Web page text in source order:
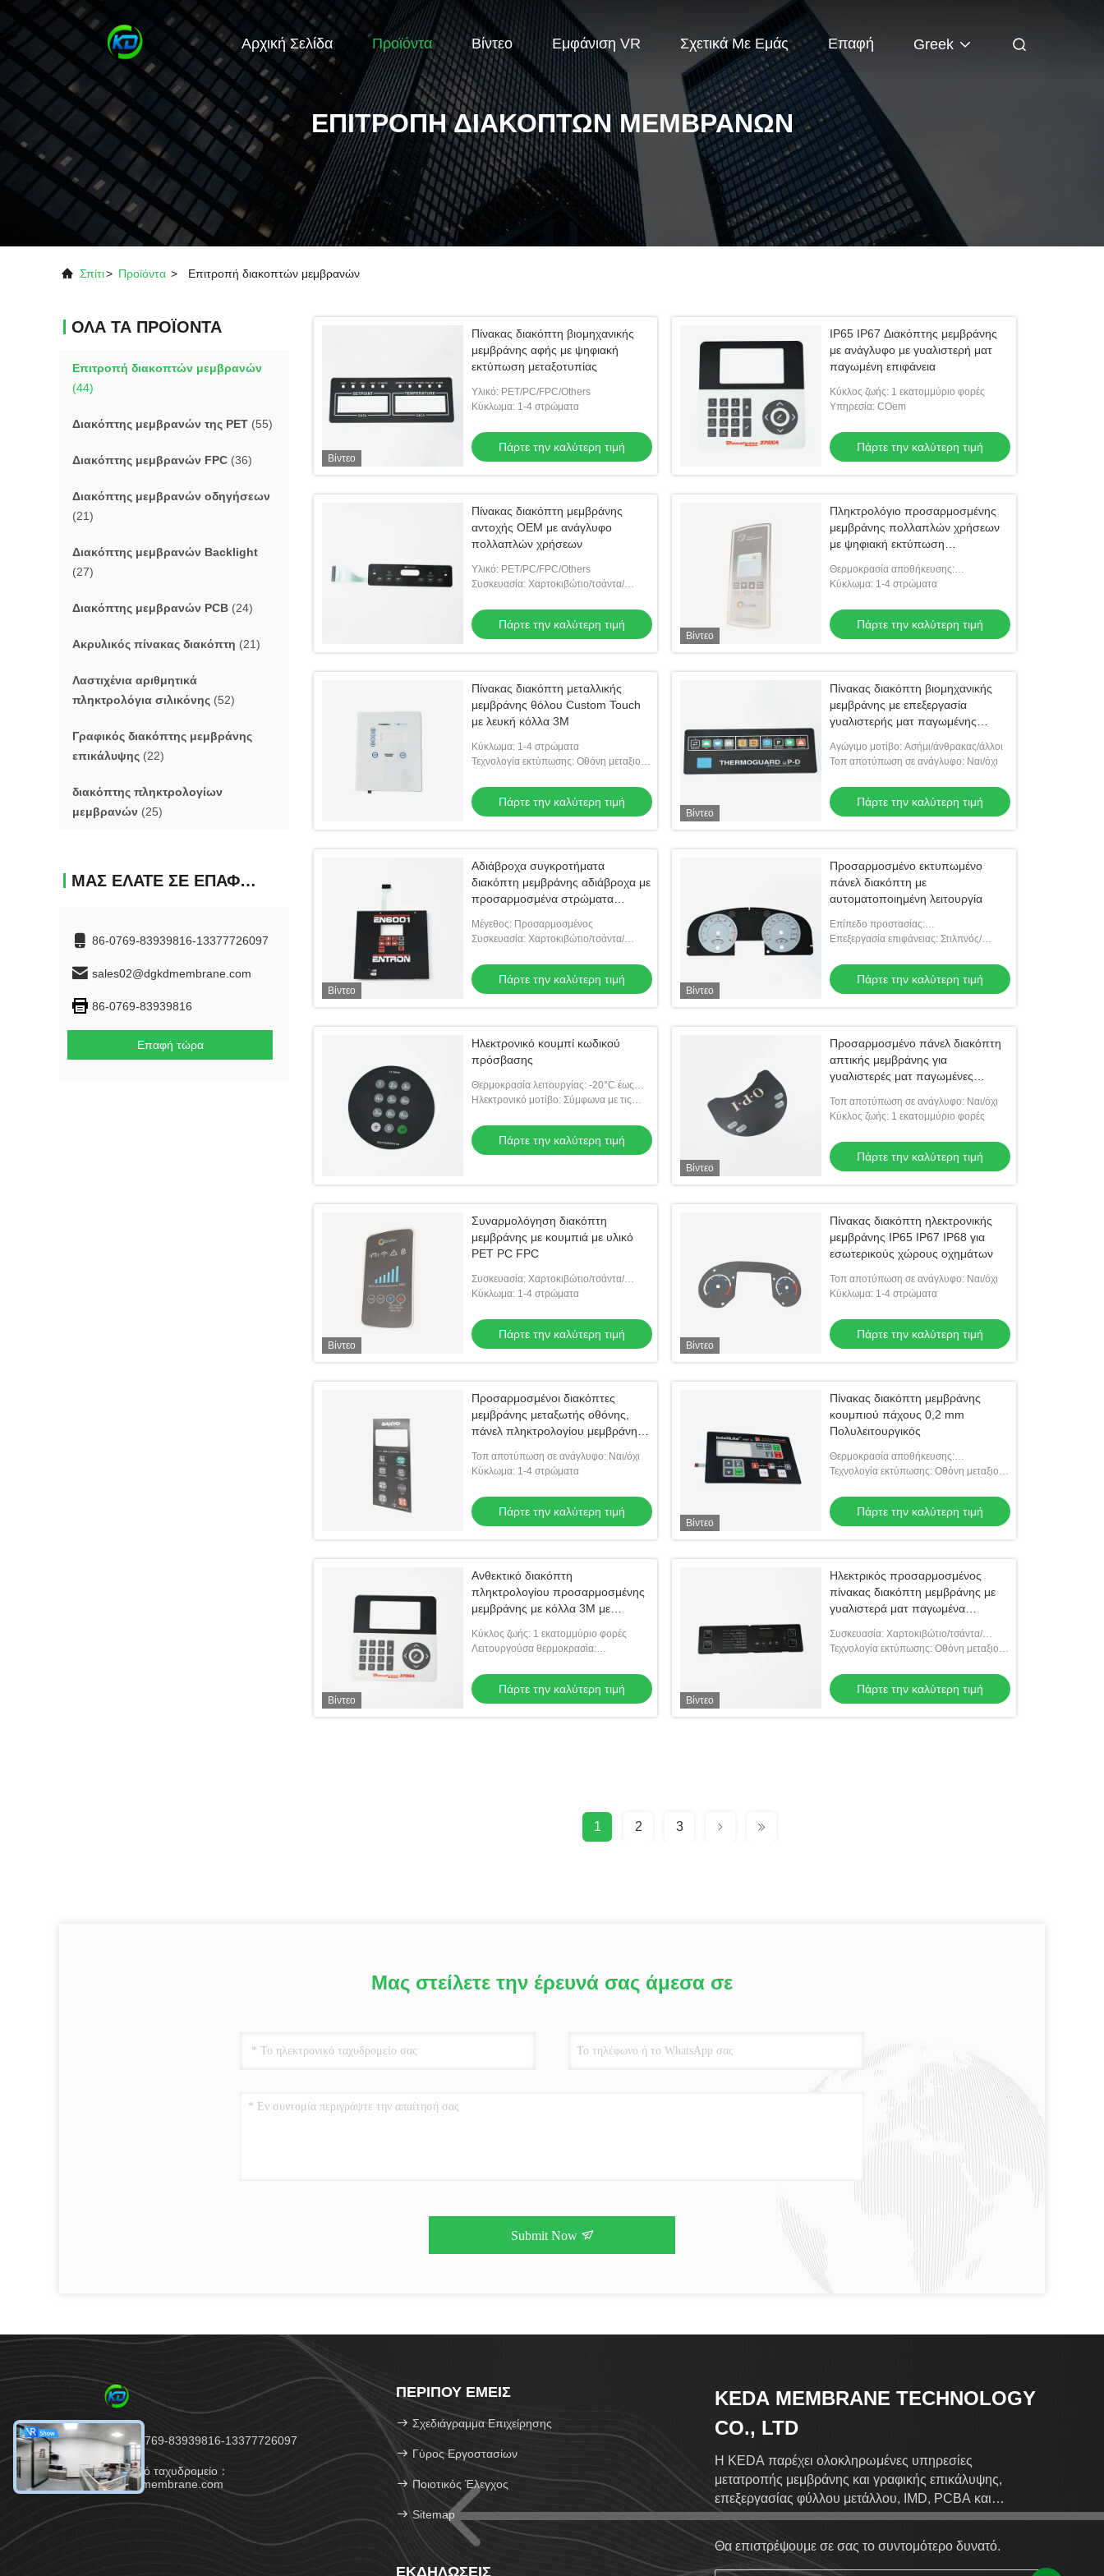
Αρχική Σελίδα Προϊόντα Βίντεο Εμφάνιση VR Σχετικά Με Εμάς Επαφή Greek
ΕΠΙΤΡΟΠΉ ΔΙΑΚΟΠΤΏΝ ΜΕΜΒΡΑΝΏΝ
Σπίτι> Προϊόντα > Επιτροπή διακοπτών μεμβρανών
ΟΛΑ ΤΑ ΠΡΟΪΟΝΤΑ
Επιτροπή διακοπτών μεμβρανών
(44)
Διακόπτης μεμβρανών της PET (55)
Διακόπτης μεμβρανών FPC (36)
Διακόπτης μεμβρανών οδηγήσεων
(21)
Διακόπτης μεμβρανών Backlight
(27)
Διακόπτης μεμβρανών PCB (24)
Ακρυλικός πίνακας διακόπτη (21)
Λαστιχένια αριθμητικά
πληκτρολόγια σιλικόνης (52)
Γραφικός διακόπτης μεμβράνης
επικάλυψης (22)
διακόπτης πληκτρολογίων
μεμβρανών (25)
ΜΑΣ ΕΛΆΤΕ ΣΕ ΕΠΑΦΉ ΜΕ
86-0769-83939816-13377726097
sales02@dgkdmembrane.com
86-0769-83939816
Επαφή τώρα
Βίντεο
Πίνακας διακόπτη βιομηχανικής
μεμβράνης αφής με ψηφιακή
εκτύπωση μεταξοτυπίας
Υλικό: PET/PC/FPC/Others
Κύκλωμα: 1-4 στρώματα
Πάρτε την καλύτερη τιμή
IP65 IP67 Διακόπτης μεμβράνης
με ανάγλυφο με γυαλιστερή ματ
παγωμένη επιφάνεια
Κύκλος ζωής: 1 εκατομμύριο φορές
Υπηρεσία: COem
Πάρτε την καλύτερη τιμή
Πίνακας διακόπτη μεμβράνης
αντοχής OEM με ανάγλυφο
πολλαπλών χρήσεων
Υλικό: PET/PC/FPC/Others
Συσκευασία: Χαρτοκιβώτιο/τσάντα/
Πάρτε την καλύτερη τιμή
Βίντεο
Πληκτρολόγιο προσαρμοσμένης
μεμβράνης πολλαπλών χρήσεων
με ψηφιακή εκτύπωση
Θερμοκρασία αποθήκευσης:
-30℃~+80℃
Κύκλωμα: 1-4 στρώματα
Πάρτε την καλύτερη τιμή
Πίνακας διακόπτη μεταλλικής
μεμβράνης θόλου Custom Touch
με λευκή κόλλα 3M
Κύκλωμα: 1-4 στρώματα
Τεχνολογία εκτύπωσης: Οθόνη μεταξιού/
Πάρτε την καλύτερη τιμή
Βίντεο
Πίνακας διακόπτη βιομηχανικής
μεμβράνης με επεξεργασία
γυαλιστερής ματ παγωμένης
Αγώγιμο μοτίβο: Ασήμι/άνθρακας/άλλοι
Τοπ αποτύπωση σε ανάγλυφο: Ναι/όχι
Πάρτε την καλύτερη τιμή
Βίντεο
Αδιάβροχα συγκροτήματα
διακόπτη μεμβράνης αδιάβροχα με
προσαρμοσμένα στρώματα
Μέγεθος: Προσαρμοσμένος
Συσκευασία: Χαρτοκιβώτιο/τσάντα/
Πάρτε την καλύτερη τιμή
Βίντεο
Προσαρμοσμένο εκτυπωμένο
πάνελ διακόπτη με
αυτοματοποιημένη λειτουργία
Επίπεδο προστασίας:
IP65/IP67/IP68/Others
Επεξεργασία επιφάνειας: Στιλπνός/
Πάρτε την καλύτερη τιμή
Ηλεκτρονικό κουμπί κωδικού
πρόσβασης
Θερμοκρασία λειτουργίας: -20°C έως
70°C
Ηλεκτρονικό μοτίβο: Σύμφωνα με τις
Πάρτε την καλύτερη τιμή
Βίντεο
Προσαρμοσμένο πάνελ διακόπτη
απτικής μεμβράνης για
γυαλιστερές ματ παγωμένες
Τοπ αποτύπωση σε ανάγλυφο: Ναι/όχι
Κύκλος ζωής: 1 εκατομμύριο φορές
Πάρτε την καλύτερη τιμή
Βίντεο
Συναρμολόγηση διακόπτη
μεμβράνης με κουμπιά με υλικό
PET PC FPC
Συσκευασία: Χαρτοκιβώτιο/τσάντα/
δίσκος
Κύκλωμα: 1-4 στρώματα
Πάρτε την καλύτερη τιμή
Βίντεο
Πίνακας διακόπτη ηλεκτρονικής
μεμβράνης IP65 IP67 IP68 για
εσωτερικούς χώρους οχημάτων
Τοπ αποτύπωση σε ανάγλυφο: Ναι/όχι
Κύκλωμα: 1-4 στρώματα
Πάρτε την καλύτερη τιμή
Προσαρμοσμένοι διακόπτες
μεμβράνης μεταξωτής οθόνης,
πάνελ πληκτρολογίου μεμβράνης
Τοπ αποτύπωση σε ανάγλυφο: Ναι/όχι
Κύκλωμα: 1-4 στρώματα
Πάρτε την καλύτερη τιμή
Βίντεο
Πίνακας διακόπτη μεμβράνης
κουμπιού πάχους 0,2 mm
Πολυλειτουργικός
Θερμοκρασία αποθήκευσης:
-30℃~+80℃
Τεχνολογία εκτύπωσης: Οθόνη μεταξιού/
Πάρτε την καλύτερη τιμή
Βίντεο
Ανθεκτικό διακόπτη
πληκτρολογίου προσαρμοσμένης
μεμβράνης με κόλλα 3M με
Κύκλος ζωής: 1 εκατομμύριο φορές
Λειτουργούσα θερμοκρασία:
Πάρτε την καλύτερη τιμή
Βίντεο
Ηλεκτρικός προσαρμοσμένος
πίνακας διακόπτη μεμβράνης με
γυαλιστερά ματ παγωμένα
Συσκευασία: Χαρτοκιβώτιο/τσάντα/
δίσκος
Τεχνολογία εκτύπωσης: Οθόνη μεταξιού/
Πάρτε την καλύτερη τιμή
1 2 3
Μας στείλετε την έρευνά σας άμεσα σε
Submit Now
Τηλ.：86-0769-83939816-13377726097
Ηλεκτρονικό ταχυδρομείο：
sales02@dgkdmembrane.com
ΠΕΡΊΠΟΥ ΕΜΕΊΣ
Σχεδιάγραμμα Επιχείρησης
Γύρος Εργοστασίων
Ποιοτικός Έλεγχος
Sitemap
ΕΚΔΗΛΏΣΕΙΣ
KEDA MEMBRANE TECHNOLOGY
CO., LTD
Η KEDA παρέχει ολοκληρωμένες υπηρεσίες
μετατροπής μεμβράνης και γραφικής επικάλυψης,
επεξεργασίας φύλλου μετάλλου, IMD, PCBA και
κατασκευής πυριτίου για παγκόσμιους πελάτες.
Θα επιστρέψουμε σε σας το συντομότερο δυνατό.